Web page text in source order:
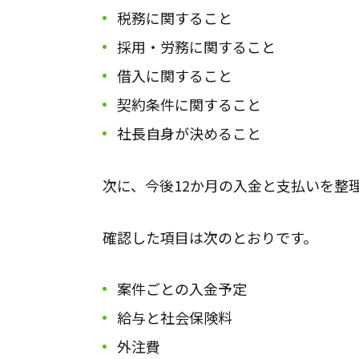
税務に関すること
採用・労務に関すること
借入に関すること
契約条件に関すること
社長自身が決めること
次に、今後12か月の入金と支払いを整
確認した項目は次のとおりです。
案件ごとの入金予定
給与と社会保険料
外注費